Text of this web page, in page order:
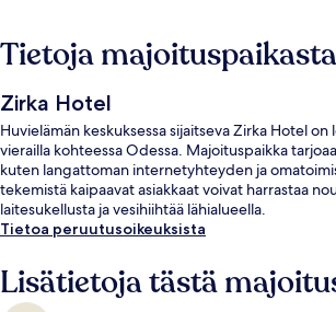
Tietoja majoituspaikasta
Zirka Hotel
Huvielämän keskuksessa sijaitseva Zirka Hotel on
vierailla kohteessa Odessa. Majoituspaikka
kuten langattoman internetyhteyden ja
tekemistä kaipaavat asiakkaat voivat harrastaa
laitesukellusta ja vesihiihtää lähialueella.
Tietoa peruutusoikeuksista
Lisätietoja tästä